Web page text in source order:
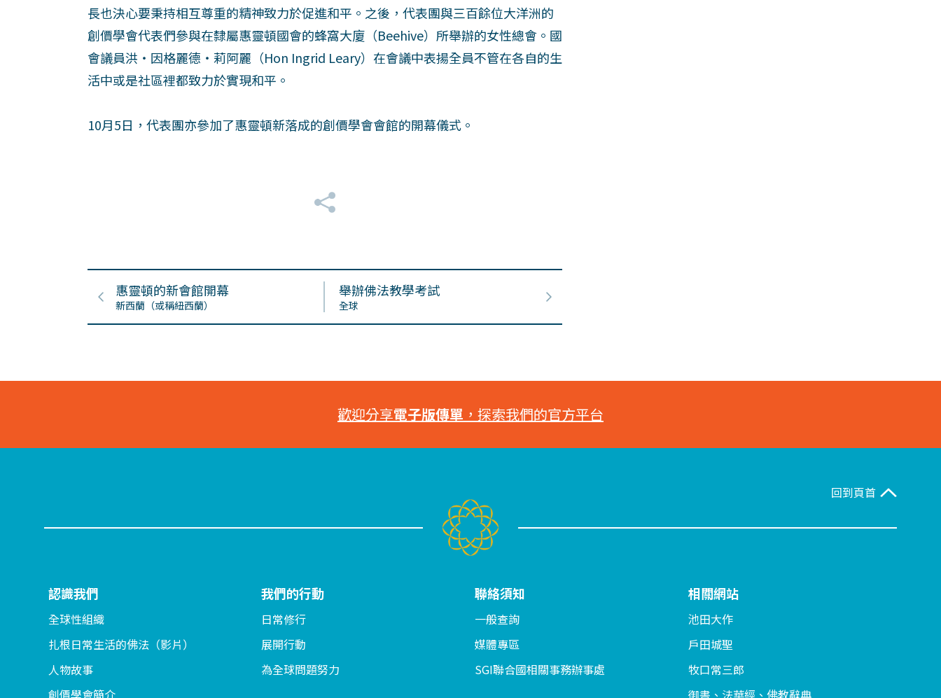
長也決心要秉持相互尊重的精神致力於促進和平。之後，代表團與三百餘位大洋洲的
創價學會代表們參與在隸屬惠靈頓國會的蜂窩大廈（Beehive）所舉辦的女性總會。國
會議員洪・因格麗德・莉阿麗（Hon Ingrid Leary）在會議中表揚全員不管在各自的生
活中或是社區裡都致力於實現和平。
10月5日，代表團亦參加了惠靈頓新落成的創價學會會館的開幕儀式。
惠靈頓的新會館開幕
新西蘭（或稱紐西蘭）
舉辦佛法教學考試
全球
歡迎分享電子版傳單 ，探索我們的官方平台
回到頁首
認識我們
全球性組織
扎根日常生活的佛法（影片）
人物故事
創價學會簡介
我們的行動
日常修行
展開行動
為全球問題努力
聯絡須知
一般查詢
媒體專區
SGI聯合國相關事務辦事處
相關網站
池田大作
戶田城聖
牧口常三郎
御書、法華經、佛教辭典